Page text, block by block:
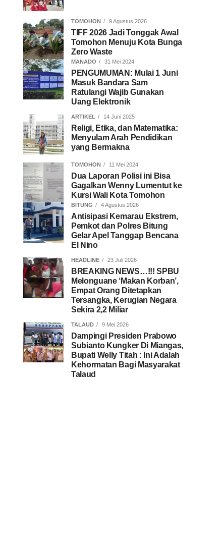
TOMOHON 9 Agustus 2026
TIFF 2026 Jadi Tonggak Awal
Tomohon Menuju Kota Bunga
Zero Waste
MANADO 31 Mei 2024
PENGUMUMAN: Mulai 1 Juni
Masuk Bandara Sam
Ratulangi Wajib Gunakan
Uang Elektronik
ARTIKEL 14 Juni 2025
Religi, Etika, dan Matematika:
Menyulam Arah Pendidikan
yang Bermakna
TOMOHON 11 Mei 2024
Dua Laporan Polisi ini Bisa
Gagalkan Wenny Lumentut ke
Kursi Wali Kota Tomohon
BITUNG 4 Agustus 2026
Antisipasi Kemarau Ekstrem,
Pemkot dan Polres Bitung
Gelar Apel Tanggap Bencana
El Nino
HEADLINE 23 Juli 2026
BREAKING NEWS…!!! SPBU
Melonguane ‘Makan Korban’,
Empat Orang Ditetapkan
Tersangka, Kerugian Negara
Sekira 2,2 Miliar
TALAUD 9 Mei 2026
Dampingi Presiden Prabowo
Subianto Kungker Di Miangas,
Bupati Welly Titah : Ini Adalah
Kehormatan Bagi Masyarakat
Talaud